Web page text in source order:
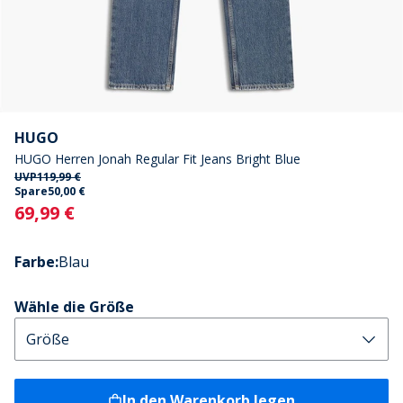
HUGO
HUGO Herren Jonah Regular Fit Jeans Bright Blue
UVP119,99 €
Spare50,00 €
Current
69,99 €
Farbe:Blau
Wähle die Größe